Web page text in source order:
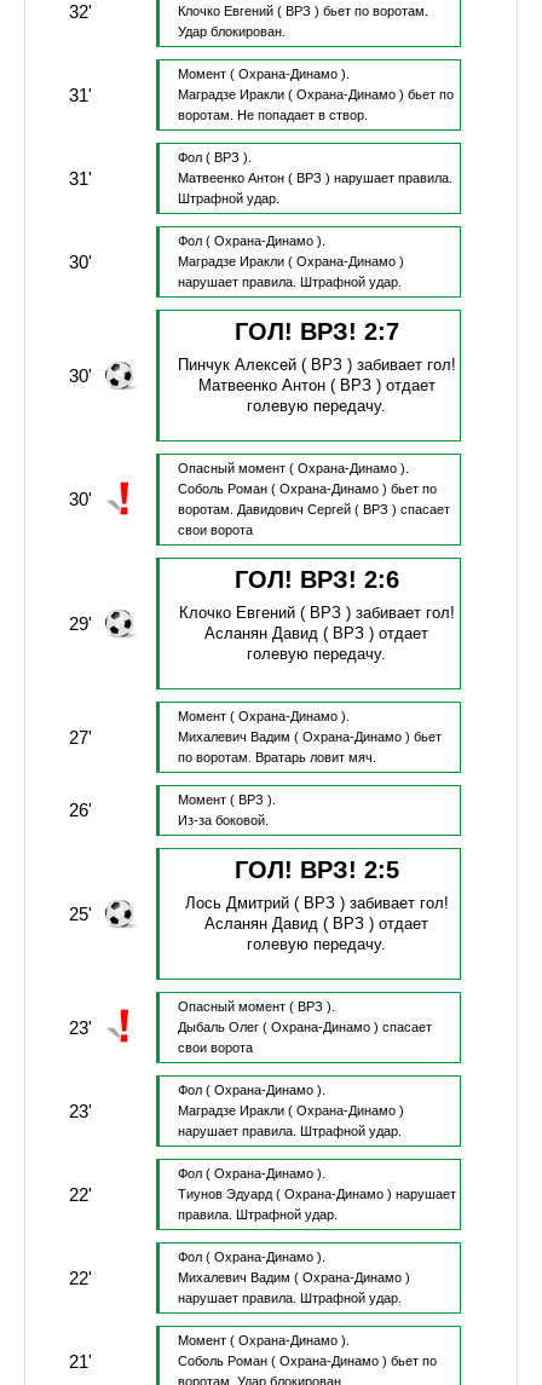
32'
Клочко Евгений( ВРЗ ) бьет по воротам.
Удар блокирован.
31'
Момент ( Охрана-Динамо ).
Маградзе Иракли( Охрана-Динамо ) бьет по
воротам.
Не попадает в створ.
31'
Фол ( ВРЗ ).
Матвеенко Антон( ВРЗ ) нарушает правила.
Штрафной удар.
30'
Фол ( Охрана-Динамо ).
Маградзе Иракли( Охрана-Динамо )
нарушает правила.
Штрафной удар.
30'
ГОЛ! ВРЗ! 2:7
Пинчук Алексей( ВРЗ ) забивает гол!
Матвеенко Антон( ВРЗ ) отдает
голевую передачу.
30'
Опасный момент ( Охрана-Динамо ).
Соболь Роман( Охрана-Динамо ) бьет по
воротам.
Давидович Сергей( ВРЗ ) спасает
свои ворота
29'
ГОЛ! ВРЗ! 2:6
Клочко Евгений( ВРЗ ) забивает гол!
Асланян Давид ( ВРЗ )отдает
голевую передачу.
27'
Момент ( Охрана-Динамо ).
Михалевич Вадим ( Охрана-Динамо ) бьет
по воротам.
Вратарь ловит мяч.
26' Момент ( ВРЗ ).
Из-за боковой.
25'
ГОЛ! ВРЗ! 2:5
Лось Дмитрий( ВРЗ ) забивает гол!
Асланян Давид ( ВРЗ )отдает
голевую передачу.
23'
Опасный момент ( ВРЗ ).
Дыбаль Олег( Охрана-Динамо ) спасает
свои ворота
23'
Фол ( Охрана-Динамо ).
Маградзе Иракли( Охрана-Динамо )
нарушает правила.
Штрафной удар.
22'
Фол ( Охрана-Динамо ).
Тиунов Эдуард( Охрана-Динамо ) нарушает
правила.
Штрафной удар.
22'
Фол ( Охрана-Динамо ).
Михалевич Вадим ( Охрана-Динамо )
нарушает правила.
Штрафной удар.
21'
Момент ( Охрана-Динамо ).
Соболь Роман( Охрана-Динамо ) бьет по
воротам. Удар блокирован.